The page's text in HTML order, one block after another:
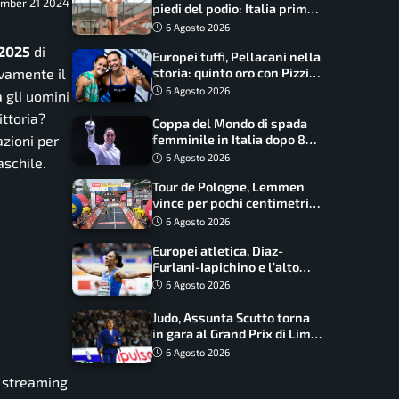
di
il
gli uomini
per
piedi del podio: Italia prima
nel medagliere
6 Agosto 2026
Europei tuffi, Pellacani nella
storia: quinto oro con Pizzini
nel sincro da 3 metri
6 Agosto 2026
Coppa del Mondo di spada
femminile in Italia dopo 8
anni, Alberta Santuccio: “Il
frutti”
6 Agosto 2026
Tour de Pologne, Lemmen
vince per pochi centimetri
su Scaroni: maxi-caduta e
6 Agosto 2026
Europei atletica, Diaz-
Furlani-Iapichino e l’alto
azzurro: l’Italia sogna nei
6 Agosto 2026
Judo, Assunta Scutto torna
in gara al Grand Prix di Lima:
17 azzurri convocati
6 Agosto 2026